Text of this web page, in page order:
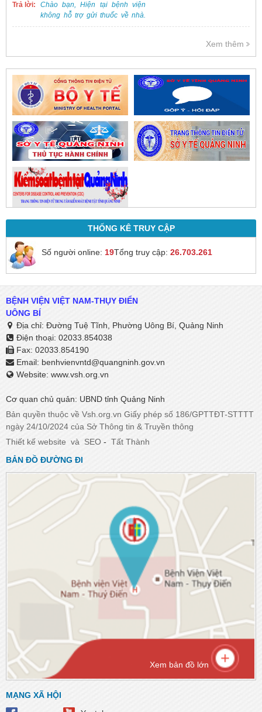
Trả lời:
Chào bạn, Hiện tại bệnh viện
không hỗ trợ gửi thuốc về nhà.
Việc cấp phát thuốc tại bệnh viện
trực tiếp.
Xem thêm
THỐNG KÊ TRUY CẬP
Số người online: 19Tổng truy cập: 26.703.261
BỆNH VIỆN VIỆT NAM-THỤY ĐIỂN
UÔNG BÍ
Địa chỉ: Đường Tuệ Tĩnh, Phường Uông Bí, Quảng Ninh
Điện thoại: 02033.854038
Fax: 02033.854190
Email: benhvienvntd@quangninh.gov.vn​​​​​​​
Website: www.vsh.org.vn
Cơ quan chủ quản: UBND tỉnh Quảng Ninh
Bản quyền thuộc về Vsh.org.vn Giấy phép số 186/GPTTĐT-STTTT
ngày 24/10/2024 của Sở Thông tin & Truyền thông
Thiết kế website và SEO - Tất Thành
BẢN ĐỒ ĐƯỜNG ĐI
Xem bản đồ lớn
MẠNG XÃ HỘI